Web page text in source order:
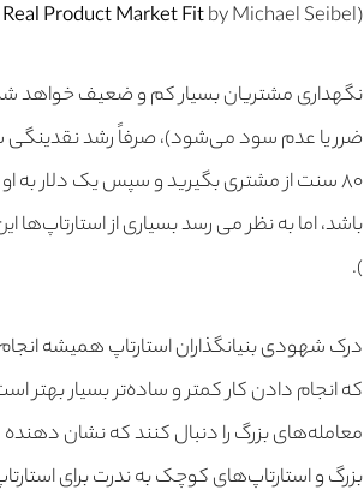
(
Product Market Fitby Michael Seibel)
نگهداری مشتریان بسیار کم و ضعیف
۸۰ سنت از مشتری بگیرید و سپس یک دلار به
).
درک شهودی بنیانگذاران استارتاپ همیشه
که انجام دادن کار کمتر و ساده‌تر بسیار
معامله‌های بزرگ را دنبال کنند که نشان
بزرگ و استارتاپ‌های کوچک به ندرت برای